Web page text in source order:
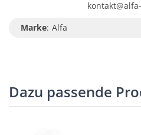
Marke: Alfa
Dazu passende